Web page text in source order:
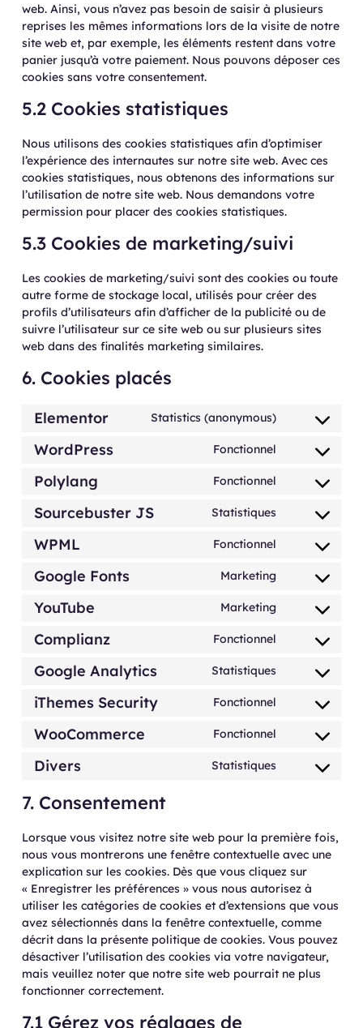
web. Ainsi, vous n’avez pas besoin de saisir à plusieurs
reprises les mêmes informations lors de la visite de notre
site web et, par exemple, les éléments restent dans votre
panier jusqu’à votre paiement. Nous pouvons déposer ces
cookies sans votre consentement.
5.2 Cookies statistiques
Nous utilisons des cookies statistiques afin d’optimiser
l’expérience des internautes sur notre site web. Avec ces
cookies statistiques, nous obtenons des informations sur
l’utilisation de notre site web. Nous demandons votre
permission pour placer des cookies statistiques.
5.3 Cookies de marketing/suivi
Les cookies de marketing/suivi sont des cookies ou toute
autre forme de stockage local, utilisés pour créer des
profils d’utilisateurs afin d’afficher de la publicité ou de
suivre l’utilisateur sur ce site web ou sur plusieurs sites
web dans des finalités marketing similaires.
6. Cookies placés
Elementor Statistics (anonymous)
WordPress Fonctionnel
Polylang Fonctionnel
Sourcebuster JS Statistiques
WPML Fonctionnel
Google Fonts Marketing
YouTube Marketing
Complianz Fonctionnel
Google Analytics Statistiques
iThemes Security Fonctionnel
WooCommerce Fonctionnel
Divers Statistiques
7. Consentement
Lorsque vous visitez notre site web pour la première fois,
nous vous montrerons une fenêtre contextuelle avec une
explication sur les cookies. Dès que vous cliquez sur
« Enregistrer les préférences » vous nous autorisez à
utiliser les catégories de cookies et d’extensions que vous
avez sélectionnés dans la fenêtre contextuelle, comme
décrit dans la présente politique de cookies. Vous pouvez
désactiver l’utilisation des cookies via votre navigateur,
mais veuillez noter que notre site web pourrait ne plus
fonctionner correctement.
7.1 Gérez vos réglages de